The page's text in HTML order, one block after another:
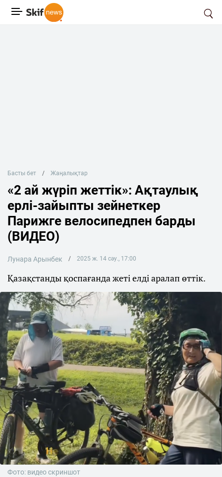
Басты бет Жаңалықтар
«2 ай жүріп жеттік»: Ақтаулық
ерлі-зайыпты зейнеткер
Парижге велосипедпен барды
(ВИДЕО)
Лунара Арынбек 2025 ж. 14 сәу., 17:00
Қазақстанды қоспағанда жеті елді аралап өттік.
Фото: видео скриншот